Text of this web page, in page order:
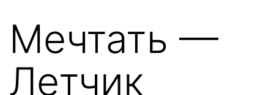
Мечтать —
Летчик